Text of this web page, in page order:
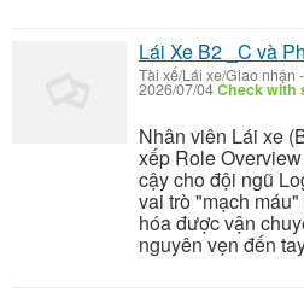
Lái Xe B2 _C và
Tài xế/Lái xe/Giao nhận -
2026/07/04Check with
Nhân viên Lái xe
xếp Role
cậy cho đội ngũ
vai trò "mạch
hóa được vận
nguyên vẹn đến